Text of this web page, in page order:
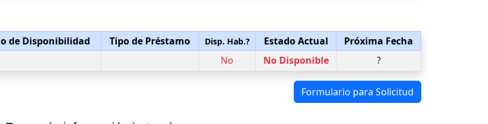
de Disponibilidad Tipo de Préstamo Disp. Hab.? Estado Actual
Próxima Fecha
No No Disponible ?
Formulario para Solicitud